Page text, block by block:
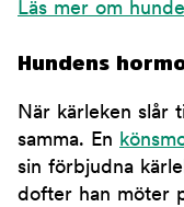
Läs mer om
Hundens
När kärleken slår
samma. En
sin förbjudna
dofter han möter